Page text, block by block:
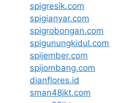
spigresik.com
spigianyar.com
spigrobongan.com
spigunungkidul.com
spijember.com
spijombang.com
dianflores.id
sman48jkt.com